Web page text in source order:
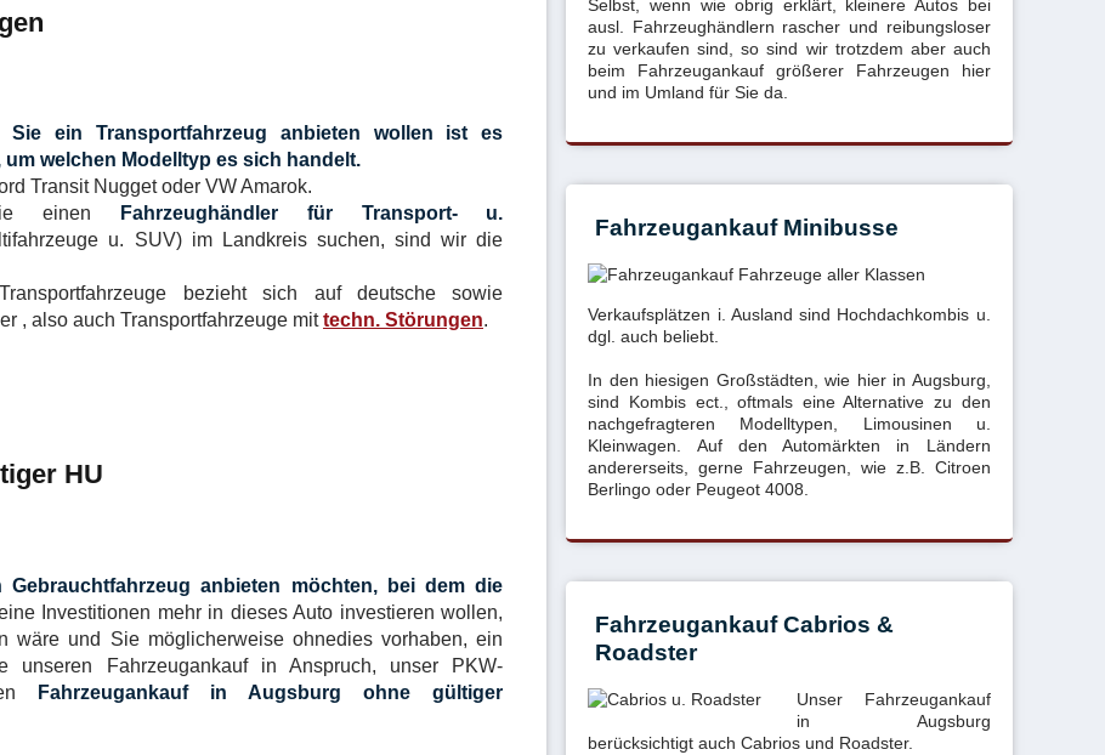
Sie ein Transportfahrzeug anbieten wollen ist es
welchen Modelltyp es sich handelt.
Transit Nugget oder VW Amarok.
einen
Fahrzeughändler für Transport- u.
u. SUV) im Landkreis suchen, sind wir die
bezieht sich auf deutsche sowie
, also auch Transportfahrzeuge mittechn. Störungen.
HU
anbieten möchten, bei dem die
Investitionen mehr in dieses Auto investieren wollen,
wäre und Sie möglicherweise ohnedies vorhaben, ein
unseren Fahrzeugankauf in Anspruch, unser PKW-
Fahrzeugankauf in Augsburg ohne gültiger
Selbst, wenn wie obrig erklärt, kleinere Autos bei
ausl. Fahrzeughändlern rascher und reibungsloser
zu verkaufen sind, so sind wir trotzdem aber auch
beim Fahrzeugankauf größerer Fahrzeugen hier
und im Umland für Sie da.
Fahrzeugankauf Minibusse
Verkaufsplätzen i. Ausland sind Hochdachkombis u.
dgl. auch beliebt.
In den hiesigen Großstädten, wie hier in Augsburg,
sind Kombis ect., oftmals eine Alternative zu den
nachgefragteren Modelltypen, Limousinen u.
Kleinwagen. Auf den Automärkten in Ländern
andererseits, gerne Fahrzeugen, wie z.B. Citroen
Berlingo oder Peugeot 4008.
Fahrzeugankauf Cabrios &
Roadster
Unser Fahrzeugankauf
in Augsburg
berücksichtigt auch Cabrios und Roadster.